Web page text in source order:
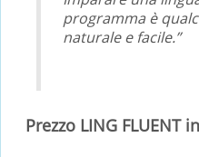
programma è
naturale e facile.”
Prezzo LING FLUENT